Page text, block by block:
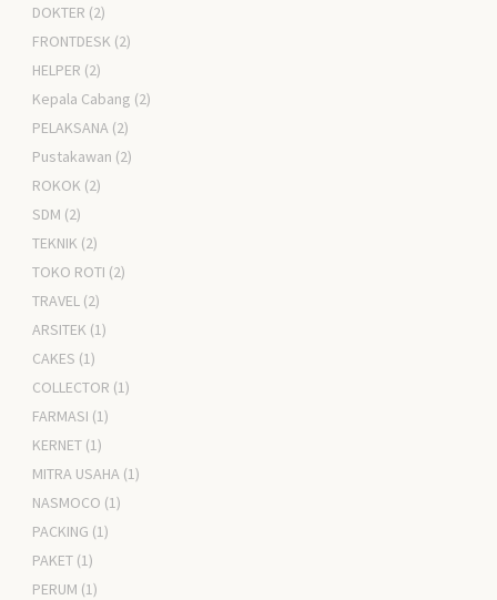
DOKTER (2)
FRONTDESK (2)
HELPER (2)
Kepala Cabang (2)
PELAKSANA (2)
Pustakawan (2)
ROKOK (2)
SDM (2)
TEKNIK (2)
TOKO ROTI (2)
TRAVEL (2)
ARSITEK (1)
CAKES (1)
COLLECTOR (1)
FARMASI (1)
KERNET (1)
MITRA USAHA (1)
NASMOCO (1)
PACKING (1)
PAKET (1)
PERUM (1)